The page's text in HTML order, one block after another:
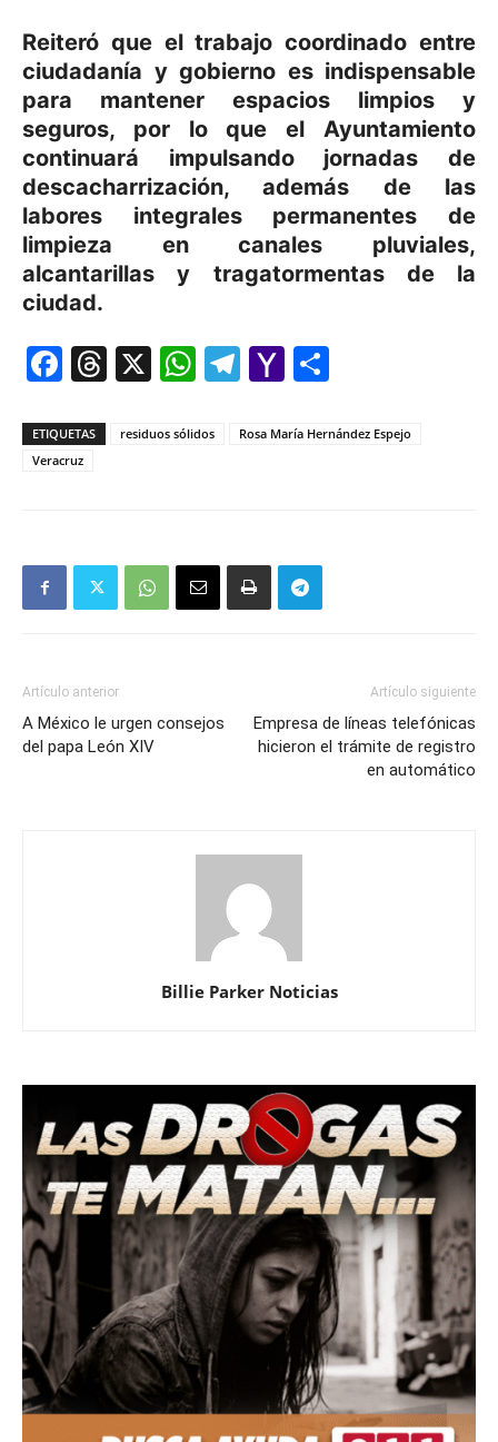
Reiteró que el trabajo coordinado entre
ciudadanía y gobierno es indispensable
para mantener espacios limpios y
seguros, por lo que el Ayuntamiento
continuará impulsando jornadas de
descacharrización, además de las
labores integrales permanentes de
limpieza en canales pluviales,
alcantarillas y tragatormentas de la
ciudad.
Facebook
Threads
X WhatsApp
Telegram
Yahoo
ETIQUETAS residuos sólidos
Rosa María Hernández Espejo
Veracruz
Artículo anterior
A México le urgen consejos
del papa León XIV
Artículo siguiente
Empresa de líneas telefónicas
hicieron el trámite de registro
en automático
Billie Parker Noticias